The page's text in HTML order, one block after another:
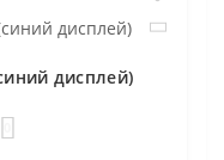
дисплей)